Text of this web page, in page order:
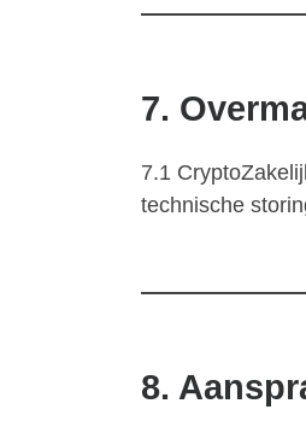
7.
7.1
technische
8.